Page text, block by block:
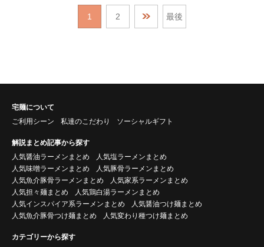
1 2 最後
宅麺について
ご利用シーン
私達のこだわり ソーシャルギフト
解説まとめ記事から探す
人気醤油ラーメンまとめ
人気塩ラーメンまとめ
人気味噌ラーメンまとめ
人気豚骨ラーメンまとめ
人気魚介豚骨ラーメンまとめ
人気家系ラーメンまとめ
人気担々麺まとめ
人気鶏白湯ラーメンまとめ
人気インスパイア系ラーメンまとめ
人気醤油つけ麺まとめ
人気魚介豚骨つけ麺まとめ
人気変わり種つけ麺まとめ
カテゴリーから探す